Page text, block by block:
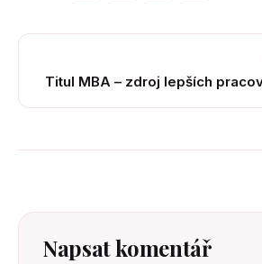
Titul MBA – zdroj lepších
Napsat komentář